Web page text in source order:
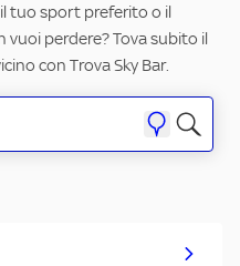
tuo sport preferito o il
vuoi perdere? Tova subito il
con Trova Sky Bar.